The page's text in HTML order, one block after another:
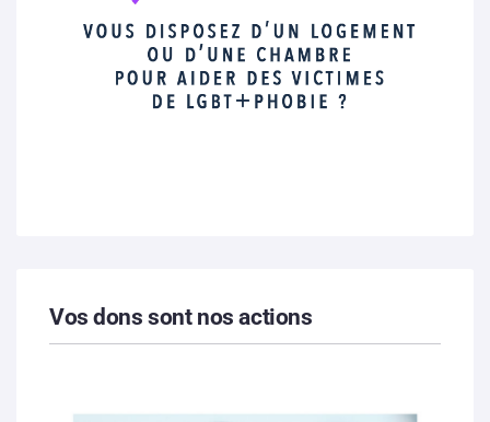
Vos dons sont nos actions